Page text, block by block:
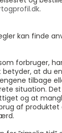
.
kan finde
forbruger,
betyder, at du
tilbage
situation. Det
og at
af produktet